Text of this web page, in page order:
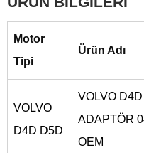
Motor
Tipi
Ürün Adı
VOLVO
D4D D5D
VOLVO D4D
ADAPTÖR
OEM